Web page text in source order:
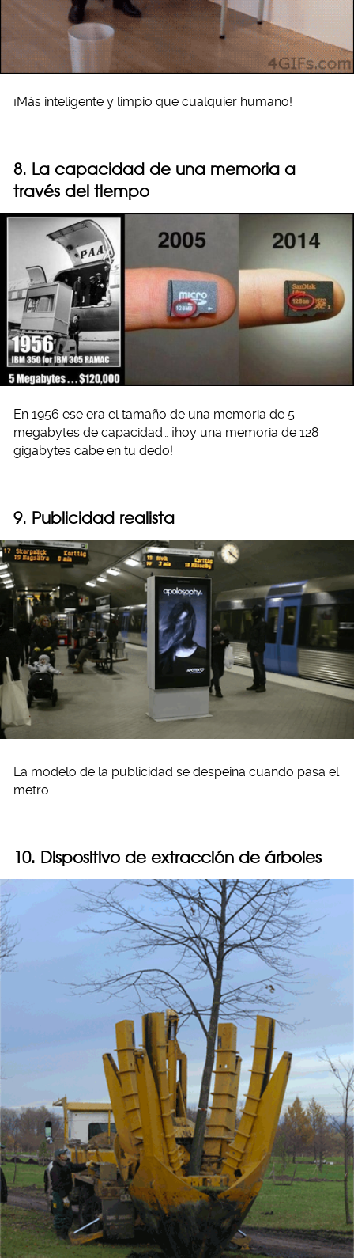
¡Más inteligente y limpio que cualquier humano!
8. La capacidad de una memoria a
través del tiempo
En 1956 ese era el tamaño de una memoria de 5
megabytes de capacidad… ¡hoy una memoria de 128
gigabytes cabe en tu dedo!
9. Publicidad realista
La modelo de la publicidad se despeina cuando pasa el
metro.
10. Dispositivo de extracción de árboles